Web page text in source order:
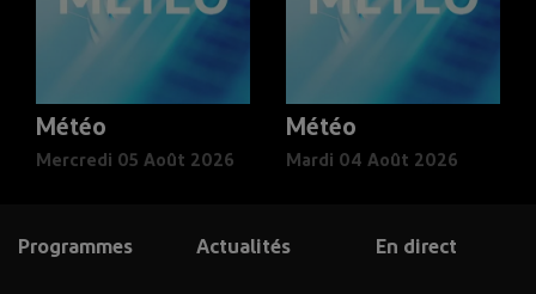
Météo
Mercredi 05 Août 2026
Météo
Mardi 04 Août 2026
En direct
Actualités
Programmes